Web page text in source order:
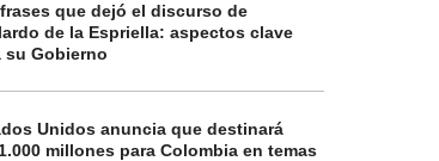
que dejó el discurso de
de la Espriella: aspectos clave
su Gobierno
Unidos anuncia que destinará
millones para Colombia en temas